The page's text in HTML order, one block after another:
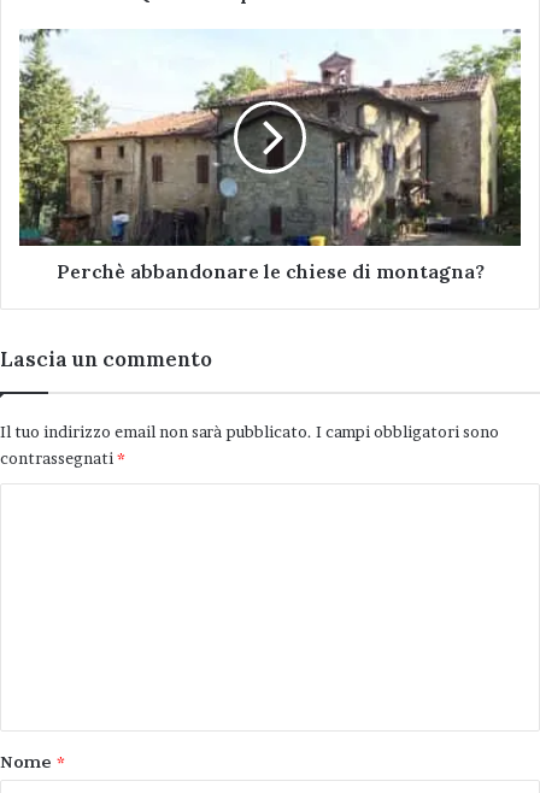
Perchè
abbandonare
le
chiese
di
montagna?
Perchè abbandonare le chiese di montagna?
Lascia un commento
Il tuo indirizzo email non sarà pubblicato. I campi obbligatori sono
contrassegnati *
o
Nome *